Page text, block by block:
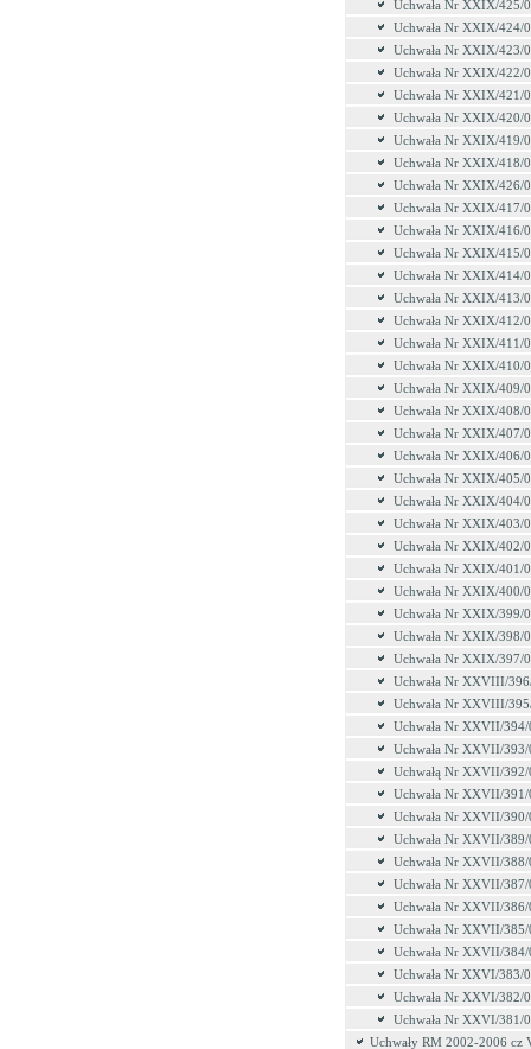
Uchwała Nr XXIX/425/
Uchwała Nr XXIX/424/
Uchwała Nr XXIX/423/
Uchwała Nr XXIX/422/
Uchwała Nr XXIX/421/
Uchwała Nr XXIX/420/
Uchwała Nr XXIX/419/
Uchwała Nr XXIX/418/
Uchwała Nr XXIX/426/
Uchwała Nr XXIX/417/
Uchwała Nr XXIX/416/
Uchwała Nr XXIX/415/
Uchwała Nr XXIX/414/
Uchwała Nr XXIX/413/
Uchwała Nr XXIX/412/
Uchwała Nr XXIX/411/
Uchwała Nr XXIX/410/
Uchwała Nr XXIX/409/
Uchwała Nr XXIX/408/
Uchwała Nr XXIX/407/
Uchwała Nr XXIX/406/
Uchwała Nr XXIX/405/
Uchwała Nr XXIX/404/
Uchwała Nr XXIX/403/
Uchwała Nr XXIX/402/
Uchwała Nr XXIX/401/
Uchwała Nr XXIX/400/
Uchwała Nr XXIX/399/
Uchwała Nr XXIX/398/
Uchwała Nr XXIX/397/
Uchwała Nr XXVIII/
Uchwała Nr XXVIII/
Uchwała Nr XXVII/394/
Uchwała Nr XXVII/393/
Uchwałą Nr XXVII/392/
Uchwała Nr XXVII/391/
Uchwała Nr XXVII/390/
Uchwała Nr XXVII/389/
Uchwała Nr XXVII/388/
Uchwała Nr XXVII/387/
Uchwała Nr XXVII/386/
Uchwała Nr XXVII/385/
Uchwała Nr XXVII/384/
Uchwała Nr XXVI/383/
Uchwała Nr XXVI/382/
Uchwała Nr XXVI/381/
Uchwały RM 2002-2006 cz